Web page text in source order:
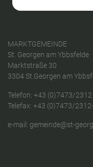
MARKTGEMEINDE
St. Georgen am Ybbsfelde
Marktstraße 30
3304 St.Georgen am
Telefon: +43 (0)7473/2312
Telefax: +43 (0)7473/
e-mail: gemeinde@st-